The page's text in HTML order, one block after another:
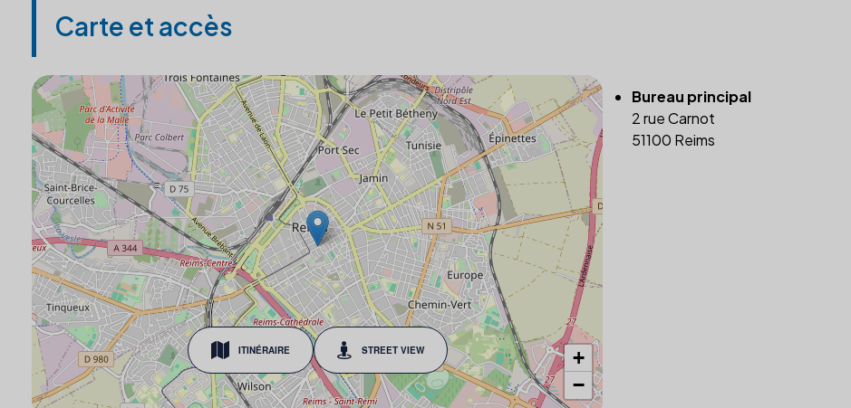
Carte et accès
ITINÉRAIRE STREET VIEW
+
−
Bureau principal
2 rue Carnot
51100 Reims